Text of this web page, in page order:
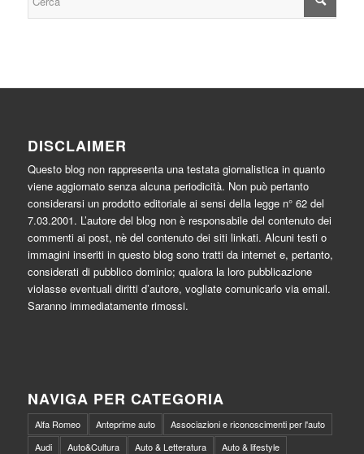
DISCLAIMER
Questo blog non rappresenta una testata giornalistica in quanto
viene aggiornato senza alcuna periodicità. Non può pertanto
considerarsi un prodotto editoriale ai sensi della legge n° 62 del
7.03.2001. L’autore del blog non è responsabile del contenuto dei
commenti ai post, nè del contenuto dei siti linkati. Alcuni testi o
immagini inseriti in questo blog sono tratti da internet e, pertanto,
considerati di pubblico dominio; qualora la loro pubblicazione
violasse eventuali diritti d’autore, vogliate comunicarlo via email.
Saranno immediatamente rimossi.
NAVIGA PER CATEGORIA
Alfa Romeo Anteprime auto
Associazioni e riconoscimenti per l'auto
Audi
Auto&Cultura Auto & Letteratura
Auto & lifestyle